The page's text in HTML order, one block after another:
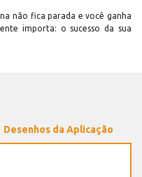
não fica parada e você ganha
importa: o sucesso da sua
Desenhos da Aplicação